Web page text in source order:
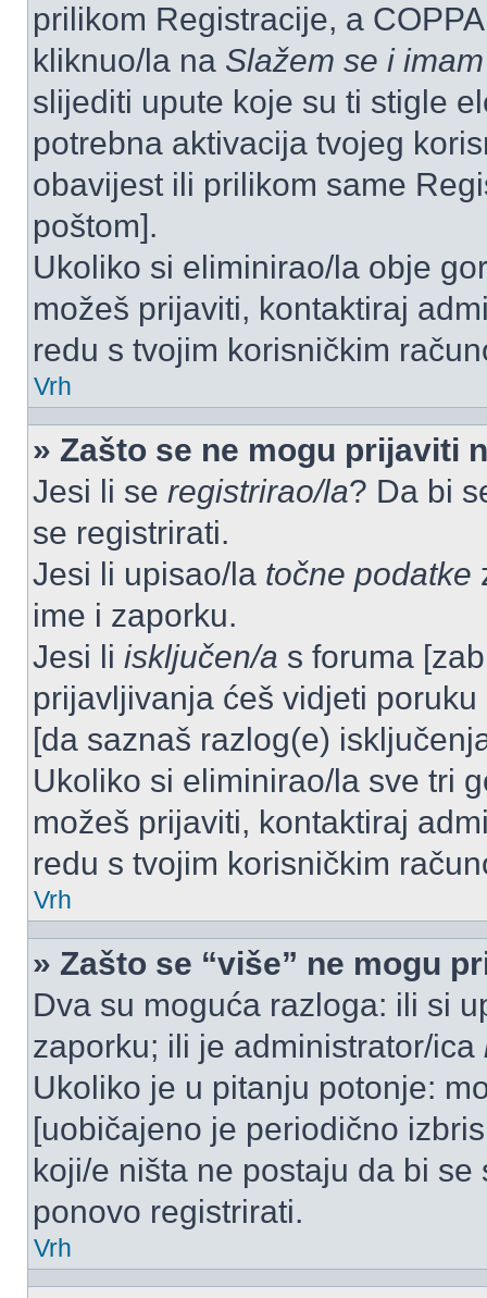
prilikom Registracije, a
kliknuo/la na Slažem se i
slijediti upute koje su ti stigle
potrebna aktivacija tvojeg
obavijest ili prilikom same
poštom].
Ukoliko si eliminirao/la obje
možeš prijaviti, kontaktiraj
redu s tvojim korisničkim
Vrh
» Zašto se ne mogu prijaviti
Jesi li se registrirao/la? Da bi
se registrirati.
Jesi li upisao/la točne podatke
ime i zaporku.
Jesi li isključen/a s foruma
prijavljivanja ćeš vidjeti
[da saznaš razlog(e)
Ukoliko si eliminirao/la sve tri
možeš prijaviti, kontaktiraj
redu s tvojim korisničkim
Vrh
» Zašto se “više” ne mogu
Dva su moguća razloga: ili si
zaporku; ili je administrator/ica
Ukoliko je u pitanju potonje:
[uobičajeno je periodično
koji/e ništa ne postaju da bi
ponovo registrirati.
Vrh